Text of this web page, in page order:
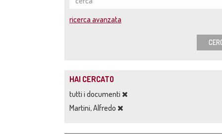
ricerca avanzata
HAI CERCATO
tutti i documenti
Martini, Alfredo